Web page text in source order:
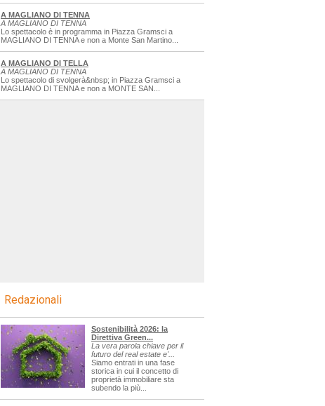
A MAGLIANO DI TENNA
A MAGLIANO DI TENNA
Lo spettacolo è in programma in Piazza Gramsci a
MAGLIANO DI TENNA e non a Monte San Martino...
A MAGLIANO DI TELLA
A MAGLIANO DI TENNA
Lo spettacolo di svolgerà&nbsp; in Piazza Gramsci a
MAGLIANO DI TENNA e non a MONTE SAN...
Redazionali
Sostenibilità 2026: la
Direttiva Green...
La vera parola chiave per il
futuro del real estate e'...
Siamo entrati in una fase
storica in cui il concetto di
proprietà immobiliare sta
subendo la più...